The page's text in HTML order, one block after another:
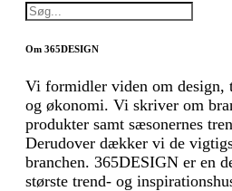
Om 365DESIGN
Vi formidler viden om design,
og økonomi. Vi skriver om
produkter samt sæsonernes
Derudover dækker vi de
branchen. 365DESIGN er en
største trend- og